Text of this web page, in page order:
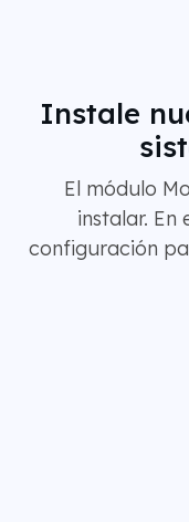
Instale
El módulo
instalar. En
configuración